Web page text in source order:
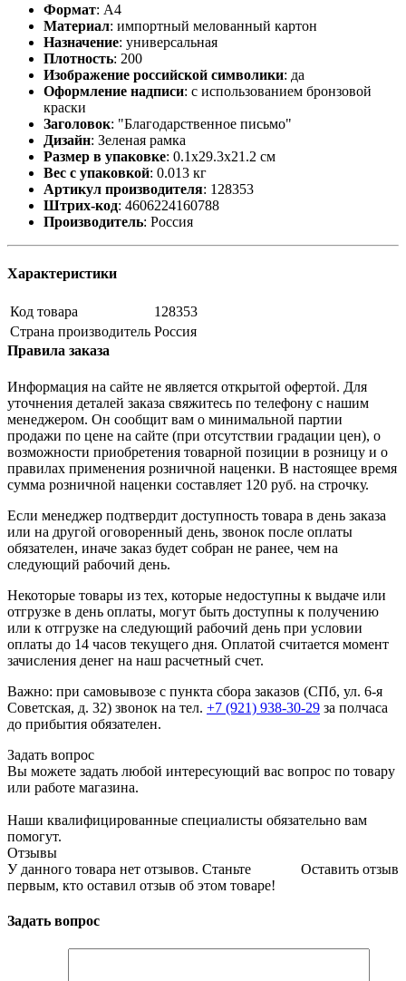
Формат: А4
Материал: импортный мелованный картон
Назначение: универсальная
Плотность: 200
Изображение российской символики: да
Оформление надписи: с использованием бронзовой
краски
Заголовок: "Благодарственное письмо"
Дизайн: Зеленая рамка
Размер в упаковке: 0.1x29.3x21.2 см
Вес с упаковкой: 0.013 кг
Артикул производителя: 128353
Штрих-код: 4606224160788
Производитель: Россия
Характеристики
Код товара
128353
Страна производитель Россия
Правила заказа
Информация на сайте не является открытой офертой. Для
уточнения деталей заказа свяжитесь по телефону с нашим
менеджером. Он сообщит вам о минимальной партии
продажи по цене на сайте (при отсутствии градации цен), о
возможности приобретения товарной позиции в розницу и о
правилах применения розничной наценки. В настоящее время
сумма розничной наценки составляет 120 руб. на строчку.
Если менеджер подтвердит доступность товара в день заказа
или на другой оговоренный день, звонок после оплаты
обязателен, иначе заказ будет собран не ранее, чем на
следующий рабочий день.
Некоторые товары из тех, которые недоступны к выдаче или
отгрузке в день оплаты, могут быть доступны к получению
или к отгрузке на следующий рабочий день при условии
оплаты до 14 часов текущего дня. Оплатой считается момент
зачисления денег на наш расчетный счет.
Важно: при самовывозе с пункта сборa заказов (СПб, ул. 6-я
Советская, д. 32) звонок на тел. +7 (921) 938-30-29 за полчаса
до прибытия обязателен.
Задать вопрос
Вы можете задать любой интересующий вас вопрос по товару
или работе магазина.
Наши квалифицированные специалисты обязательно вам
помогут.
Отзывы
Оставить отзыв
У данного товара нет отзывов. Станьте
первым, кто оставил отзыв об этом товаре!
Задать вопрос